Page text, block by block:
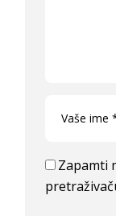
Zapamti